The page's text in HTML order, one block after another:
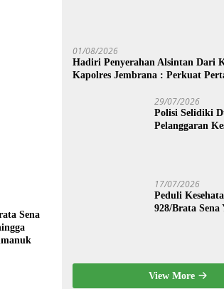
Sena
01/08/2026
Hadiri Penyerahan Alsintan Dari
Kapolres Jembrana : Perkuat
29/07/2026
Polisi Selidiki
Pelanggaran
17/07/2026
Peduli
928/Brata Sena
View More